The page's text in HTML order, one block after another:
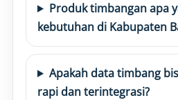
Produk timbangan apa
kebutuhan di Kabupaten
Apakah data timbang
rapi dan terintegrasi?